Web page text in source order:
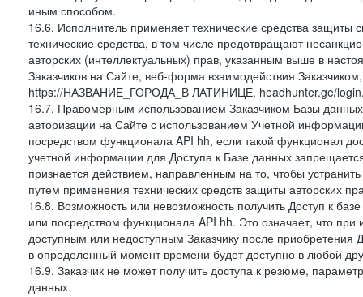
иным способом.
16.6. Исполнитель применяет технические средства
технические средства, в том числе предотвращают
авторских (интеллектуальных) прав, указанным выше в
Заказчиков на Сайте, веб-форма взаимодействия
https://НАЗВАНИЕ_ГОРОДА_В ЛАТИНИЦЕ. headhunter.ge/
16.7. Правомерным использованием Заказчиком Базы
авторизации на Сайте с использованием Учетной
посредством функционала API hh, если такой функционал
учетной информации для Доступа к Базе данных
признается действием, направленным на то, чтобы
путем применения технических средств защиты авторских
16.8. Возможность или невозможность получить Доступ к
или посредством функционала API hh. Это означает, что
доступным или недоступным Заказчику после приобретения
в определенный момент времени будет доступно в любой
16.9. Заказчик не может получить доступа к резюме,
данных.